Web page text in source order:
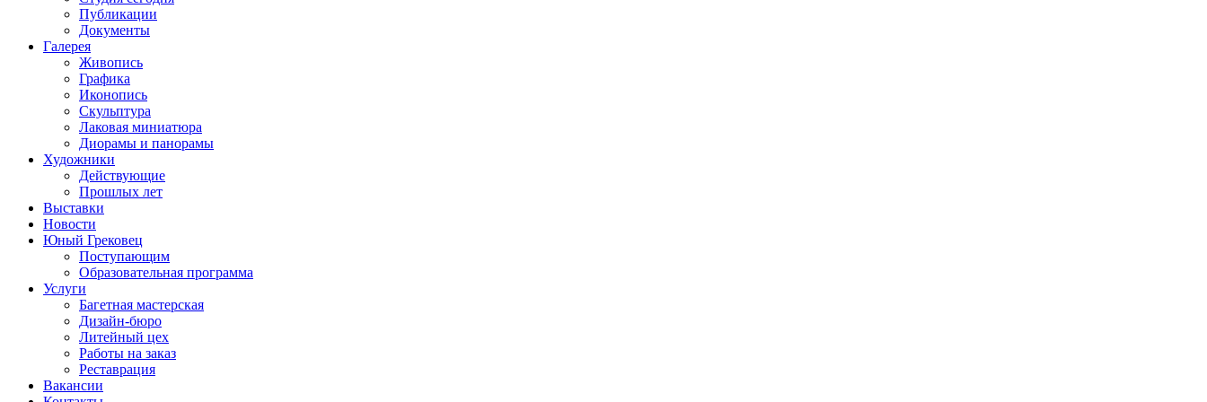
Публикации
Документы
Галерея
Живопись
Графика
Иконопись
Скульптура
Лаковая миниатюра
Диорамы и панорамы
Художники
Действующие
Прошлых лет
Выставки
Новости
Юный Грековец
Поступающим
Образовательная программа
Услуги
Багетная мастерская
Дизайн-бюро
Литейный цех
Работы на заказ
Реставрация
Вакансии